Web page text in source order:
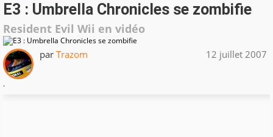
E3 : Umbrella Chronicles se zombifie
Resident Evil Wii en vidéo
par Trazom 12 juillet 2007
.